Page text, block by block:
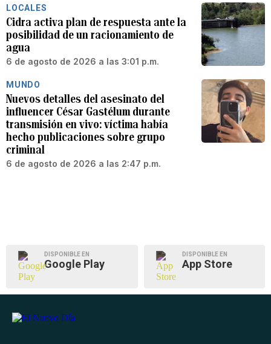
LOCALES
Cidra activa plan de respuesta ante la
posibilidad de un racionamiento de
agua
6 de agosto de 2026 a las 3:01 p.m.
MUNDO
Nuevos detalles del asesinato del
influencer César Gastélum durante
transmisión en vivo: víctima había
hecho publicaciones sobre grupo
criminal
6 de agosto de 2026 a las 2:47 p.m.
DISPONIBLE EN
Google Play
DISPONIBLE EN
App Store